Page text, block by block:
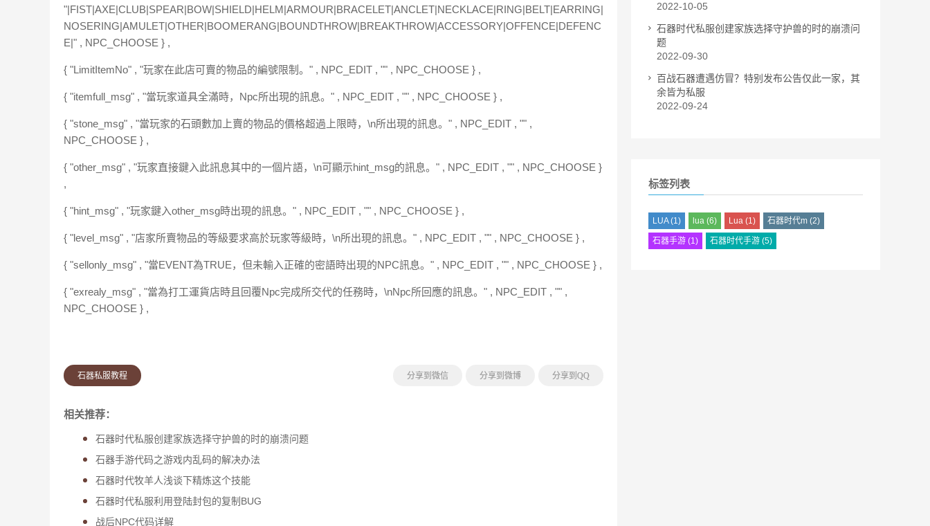
"|FIST|AXE|CLUB|SPEAR|BOW|SHIELD|HELM|ARMOUR|BRACELET|ANCLET|NECKLACE|RING|BELT|EARRING|
NOSERING|AMULET|OTHER|BOOMERANG|BOUNDTHROW|BREAKTHROW|ACCESSORY|OFFENCE|DEFENC
E|" , NPC_CHOOSE } ,
{ "LimitItemNo" , "玩家在此店可賣的物品的編號限制。" , NPC_EDIT , "" , NPC_CHOOSE } ,
{ "itemfull_msg" , "當玩家道具全滿時，Npc所出現的訊息。" , NPC_EDIT , "" , NPC_CHOOSE } ,
{ "stone_msg" , "當玩家的石頭數加上賣的物品的價格超過上限時，\n所出現的訊息。" , NPC_EDIT , "" ,
NPC_CHOOSE } ,
{ "other_msg" , "玩家直接鍵入此訊息其中的一個片語，\n可顯示hint_msg的訊息。" , NPC_EDIT , "" , NPC_CHOOSE }
,
{ "hint_msg" , "玩家鍵入other_msg時出現的訊息。" , NPC_EDIT , "" , NPC_CHOOSE } ,
{ "level_msg" , "店家所賣物品的等級要求高於玩家等級時，\n所出現的訊息。" , NPC_EDIT , "" , NPC_CHOOSE } ,
{ "sellonly_msg" , "當EVENT為TRUE，但未輸入正確的密語時出現的NPC訊息。" , NPC_EDIT , "" , NPC_CHOOSE } ,
{ "exrealy_msg" , "當為打工運貨店時且回覆Npc完成所交代的任務時，\nNpc所回應的訊息。" , NPC_EDIT , "" ,
NPC_CHOOSE } ,
石器私服教程 分享到微信 分享到微博 分享到QQ
相关推荐：
石器时代私服创建家族选择守护兽的时的崩溃问题
石器手游代码之游戏内乱码的解决办法
石器时代牧羊人浅谈下精炼这个技能
石器时代私服利用登陆封包的复制BUG
战后NPC代码详解
2022-10-05
石器时代私服创建家族选择守护兽的时的崩溃问
题
2022-09-30
百战石器遭遇仿冒？特别发布公告仅此一家，其
余皆为私服
2022-09-24
标签列表
LUA(1) lua (6) Lua (1) 石器时代m (2)
石器手游 (1) 石器时代手游 (5)